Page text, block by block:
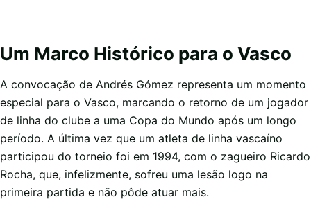
Um Marco Histórico para o Vasco
A convocação de Andrés Gómez representa um momento
especial para o Vasco, marcando o retorno de um jogador
de linha do clube a uma Copa do Mundo após um longo
período. A última vez que um atleta de linha vascaíno
participou do torneio foi em 1994, com o zagueiro Ricardo
Rocha, que, infelizmente, sofreu uma lesão logo na
primeira partida e não pôde atuar mais.